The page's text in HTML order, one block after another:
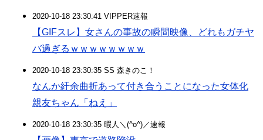
2020-10-18 23:30:41 VIPPER速報
【GIFスレ】女さんの事故の瞬間映像、どれもガチヤ
バ過ぎるｗｗｗｗｗｗｗｗ
2020-10-18 23:30:35 SS 森きのこ！
なんか紆余曲折あって付き合うことになった女体化
親友ちゃん「ねえ」
2020-10-18 23:30:35 暇人＼(^o^)／速報